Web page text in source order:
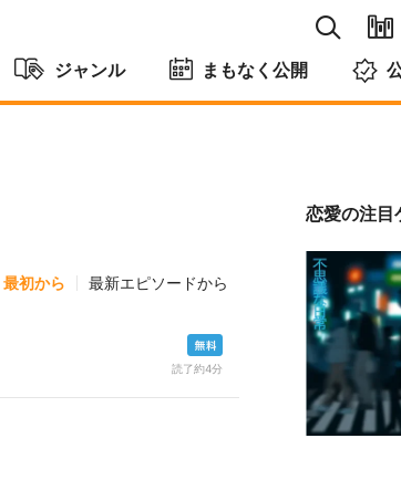
ジャンル まもなく公開
最初から 最新エピソードから
読了約4分
恋愛の注目